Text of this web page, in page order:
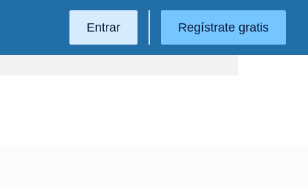
Entrar Regístrate gratis